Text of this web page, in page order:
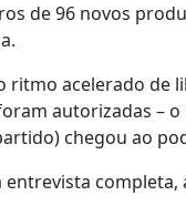
de 96 novos
ritmo acelerado de
autorizadas –
chegou ao
completa,